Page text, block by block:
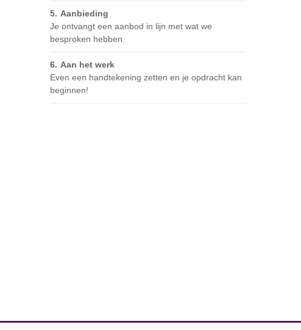
Aanbieding
Je ontvangt een aanbod in lijn met wat we
besproken hebben.
Aan het werk
Even een handtekening zetten en je opdracht kan
beginnen!